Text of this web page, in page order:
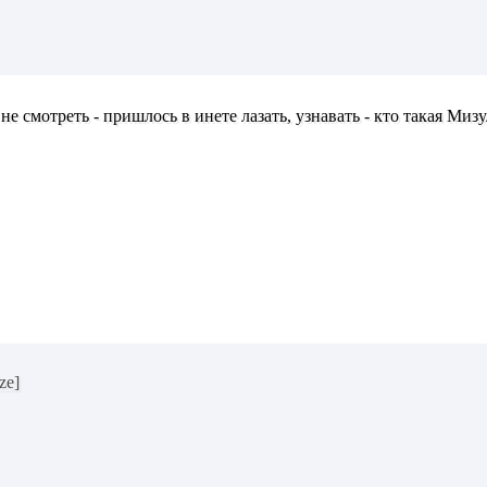
смотреть - пришлось в инете лазать, узнавать - кто такая